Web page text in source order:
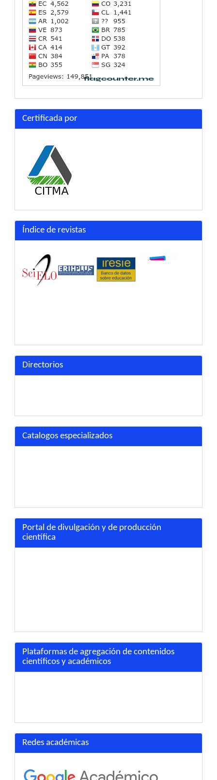
Certificada por
Índice de revistas
Directorios
Catalogos especializados
Portal de divulgación y de producción
científica
Plataformas de agregación de contenidos
científicos y académicos
Redes académicas